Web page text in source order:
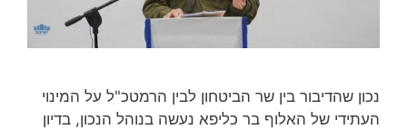
נכון שהדיבור בין שר הביטחון לבין הרמטכ"ל על המינוי
העתידי של האלוף בר כליפא נעשה בנוהל הנכון, בדיון